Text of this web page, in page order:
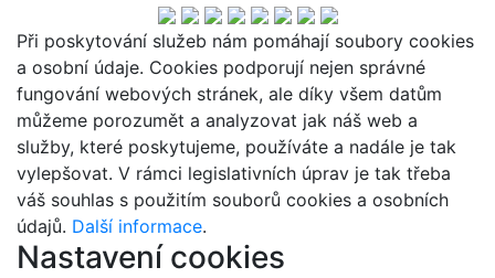
Při poskytování služeb nám pomáhají soubory cookies
a osobní údaje. Cookies podporují nejen správné
fungování webových stránek, ale díky všem datům
můžeme porozumět a analyzovat jak náš web a
služby, které poskytujeme, používáte a nadále je tak
vylepšovat. V rámci legislativních úprav je tak třeba
váš souhlas s použitím souborů cookies a osobních
údajů. Další informace.
Nastavení cookies